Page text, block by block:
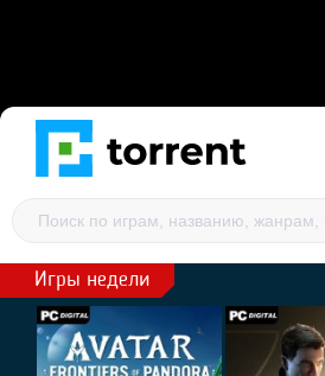
Игры недели